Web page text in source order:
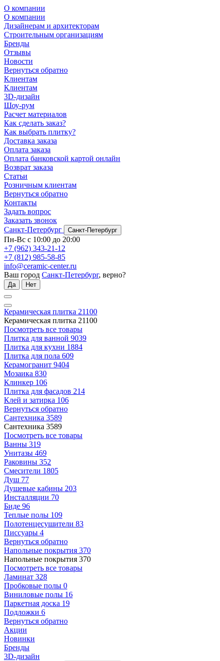
О компании
О компании
Дизайнерам и архитекторам
Строительным организациям
Бренды
Отзывы
Новости
Вернуться обратно
Клиентам
Клиентам
3D-дизайн
Шоу-рум
Расчет материалов
Как сделать заказ?
Как выбрать плитку?
Доставка заказа
Оплата заказа
Оплата банковской картой онлайн
Возврат заказа
Статьи
Розничным клиентам
Вернуться обратно
Контакты
Задать вопрос
Заказать звонок
Санкт-Петербург
Санкт-Петербург
Пн-Вс с 10:00 до 20:00
+7 (962) 343-21-12
+7 (812) 985-58-85
info@ceramic-center.ru
Ваш город Санкт-Петербург, верно?
Да Нет
Керамическая плитка 21100
Керамическая плитка 21100
Посмотреть все товары
Плитка для ванной 9039
Плитка для кухни 1884
Плитка для пола 609
Керамогранит 9404
Мозаика 830
Клинкер 106
Плитка для фасадов 214
Клей и затирка 106
Вернуться обратно
Сантехника 3589
Сантехника 3589
Посмотреть все товары
Ванны 319
Унитазы 469
Раковины 352
Смесители 1805
Душ 77
Душевые кабины 203
Инсталляции 70
Биде 96
Теплые полы 109
Полотенцесушители 83
Писсуары 4
Вернуться обратно
Напольные покрытия 370
Напольные покрытия 370
Посмотреть все товары
Ламинат 328
Пробковые полы 0
Виниловые полы 16
Паркетная доска 19
Подложки 6
Вернуться обратно
Акции
Новинки
Бренды
3D-дизайн